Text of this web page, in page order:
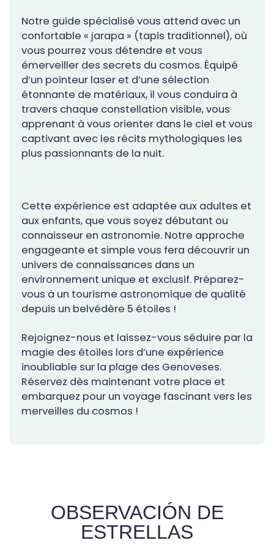
Notre guide spécialisé vous attend avec un
confortable « jarapa » (tapis traditionnel), où
vous pourrez vous détendre et vous
émerveiller des secrets du cosmos. Équipé
d’un pointeur laser et d’une sélection
étonnante de matériaux, il vous conduira à
travers chaque constellation visible, vous
apprenant à vous orienter dans le ciel et vous
captivant avec les récits mythologiques les
plus passionnants de la nuit.
Cette expérience est adaptée aux adultes et
aux enfants, que vous soyez débutant ou
connaisseur en astronomie. Notre approche
engageante et simple vous fera découvrir un
univers de connaissances dans un
environnement unique et exclusif. Préparez-
vous à un tourisme astronomique de qualité
depuis un belvédère 5 étoiles !
Rejoignez-nous et laissez-vous séduire par la
magie des étoiles lors d’une expérience
inoubliable sur la plage des Genoveses.
Réservez dès maintenant votre place et
embarquez pour un voyage fascinant vers les
merveilles du cosmos !